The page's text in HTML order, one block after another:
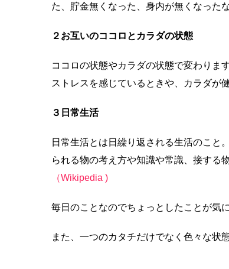
た、貯金無くなった、身内が無くなった
２お互いのココロとカラダの状態
ココロの状態やカラダの状態で変わりま
ストレスを感じているときや、カラダが
３日常生活
日常生活とは日繰り返される生活のこと
られる物の考え方や知識や常識、接する
（Wikipedia )
毎日のことなのでちょっとしたことが気
また、一つのカタチだけでなく色々な状